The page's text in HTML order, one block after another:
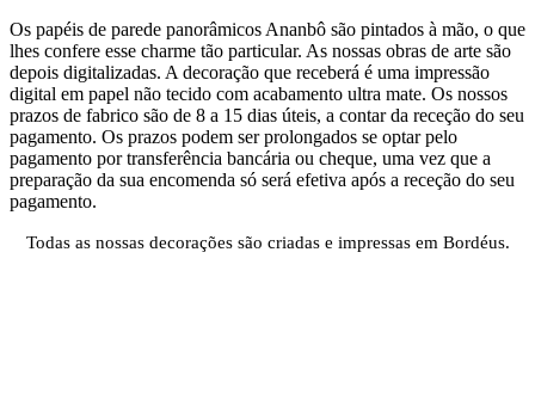
Os papéis de parede panorâmicos Ananbô são pintados à mão, o que
lhes confere esse charme tão particular. As nossas obras de arte são
depois digitalizadas. A decoração que receberá é uma impressão
digital em papel não tecido com acabamento ultra mate. Os nossos
prazos de fabrico são de 8 a 15 dias úteis, a contar da receção do seu
pagamento. Os prazos podem ser prolongados se optar pelo
pagamento por transferência bancária ou cheque, uma vez que a
preparação da sua encomenda só será efetiva após a receção do seu
pagamento.
Todas as nossas decorações são criadas e impressas em Bordéus.